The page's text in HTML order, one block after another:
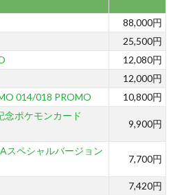
88,000円
25,500円
12,080円
12,000円
014/018 PROMO 10,800円
念ポケモンカード
9,900円
スペシャルバージョン
7,700円
7,420円